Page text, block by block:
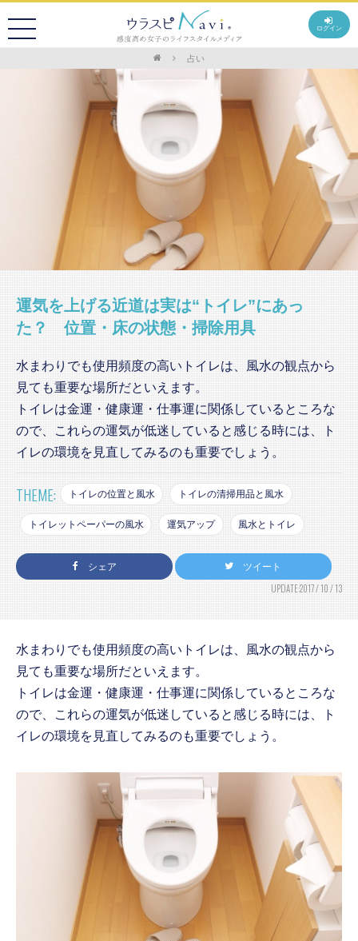
ログイン
占い
運気を上げる近道は実は“トイレ”にあっ
た？ 位置・床の状態・掃除用具
水まわりでも使用頻度の高いトイレは、風水の観点から
見ても重要な場所だといえます。
トイレは金運・健康運・仕事運に関係しているところな
ので、これらの運気が低迷していると感じる時には、ト
イレの環境を見直してみるのも重要でしょう。
THEME: トイレの位置と風水 トイレの清掃用品と風水
トイレットペーパーの風水 運気アップ 風水とトイレ
シェア ツイート
UPDATE:2017 / 10 / 13
水まわりでも使用頻度の高いトイレは、風水の観点から
見ても重要な場所だといえます。
トイレは金運・健康運・仕事運に関係しているところな
ので、これらの運気が低迷していると感じる時には、ト
イレの環境を見直してみるのも重要でしょう。